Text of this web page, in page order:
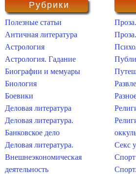
Рубрики
Полезные статьи
Античная литература
Астрология
Астрология. Гадание
Биографии и мемуары
Биология
Боевики
Деловая литература
Деловая литература.
Банковское дело
Деловая литература.
Внешнеэкономическая
деятельность
Секс
Спорт